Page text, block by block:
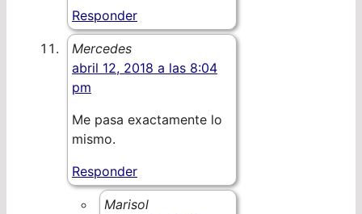
Responder
Mercedes
abril 12, 2018 a las 8:04
pm
Me pasa exactamente lo
mismo.
Responder
Marisol